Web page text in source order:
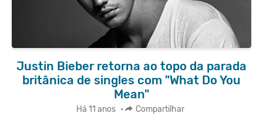
Justin Bieber retorna ao topo da parada
britânica de singles com "What Do You
Mean"
Há 11 anos • Compartilhar